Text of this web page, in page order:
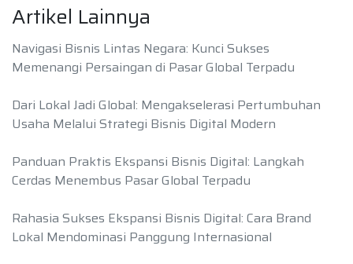
Artikel Lainnya
Navigasi Bisnis Lintas Negara: Kunci Sukses
Memenangi Persaingan di Pasar Global Terpadu
Dari Lokal Jadi Global: Mengakselerasi Pertumbuhan
Usaha Melalui Strategi Bisnis Digital Modern
Panduan Praktis Ekspansi Bisnis Digital: Langkah
Cerdas Menembus Pasar Global Terpadu
Rahasia Sukses Ekspansi Bisnis Digital: Cara Brand
Lokal Mendominasi Panggung Internasional